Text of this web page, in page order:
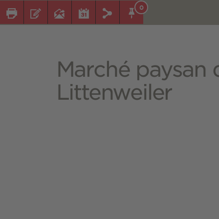
0
Marché paysan
Littenweiler